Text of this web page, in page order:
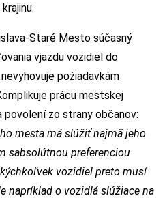
Staré Mesto súčasný
vjazdu vozidiel do
požiadavkám
prácu mestskej
zo strany občanov:
mesta má slúžiť najmä jeho
sabsolútnou preferenciou
vozidiel preto musí
napríklad o vozidlá slúžiace na